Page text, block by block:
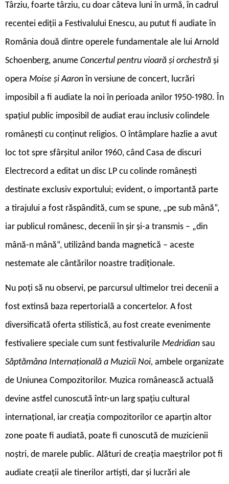
Târziu, foarte târziu, cu doar câteva luni în urmă, în cadrul
recentei ediții a Festivalului Enescu, au putut fi audiate în
România două dintre operele fundamentale ale lui Arnold
Schoenberg, anume Concertul pentru vioară și orchestră și
opera Moise și Aaronîn versiune de concert, lucrări
imposibil a fi audiate la noi în perioada anilor 1950-1980. În
spațiul public imposibil de audiat erau inclusiv colindele
românești cu conținut religios. O întâmplare hazlie a avut
loc tot spre sfârșitul anilor 1960, când Casa de discuri
Electrecord a editat un disc LP cu colinde românești
destinate exclusiv exportului; evident, o importantă parte
a tirajului a fost răspândită, cum se spune, „pe sub mână“,
iar publicul românesc, decenii în șir și-a transmis – „din
mână-n mână“, utilizând banda magnetică – aceste
nestemate ale cântărilor noastre tradiționale.
Nu poți să nu observi, pe parcursul ultimelor trei decenii a
fost extinsă baza repertorială a concertelor. A fost
diversificată oferta stilistică, au fost create evenimente
festivaliere speciale cum sunt festivalurile Medridian sau
Săptămâna Internațională a Muzicii Noi, ambele organizate
de Uniunea Compozitorilor. Muzica românească actuală
devine astfel cunoscută într-un larg spațiu cultural
internațional, iar creația compozitorilor ce aparțin altor
zone poate fi audiată, poate fi cunoscută de muzicienii
noștri, de marele public. Alături de creația maeștrilor pot fi
audiate creații ale tinerilor artiști, dar și lucrări ale